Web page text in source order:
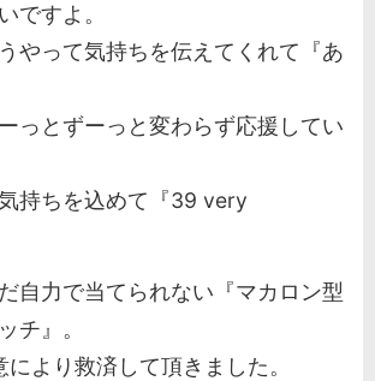
ですよ。
やって気持ちを伝えてくれて『あ
っとずーっと変わらず応援してい
持ちを込めて『39 very
自力で当てられない『マカロン型
チ』。
より救済して頂きました。